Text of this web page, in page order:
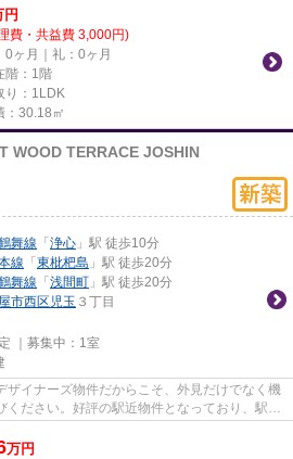
円
費・共益費 3,000円)
0ヶ月｜礼：0ヶ月
階：1階
り：1LDK
：30.18㎡
WOOD TERRACE JOSHIN
舞線 「 浄心 」駅 徒歩10分
線 「 東枇杷島 」駅 徒歩20分
舞線 「 浅間町 」駅 徒歩20分
市西区 児玉 ３丁目
｜募集中： 1室
ザイナーズ物件だからこそ、外見だけでなく機
ください。好評の駅近物件となっており、駅よ
万円